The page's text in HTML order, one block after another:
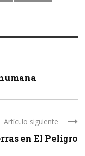
Artículo siguiente
en El Peligro